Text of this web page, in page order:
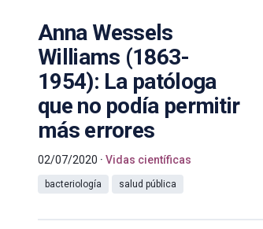
Anna Wessels
Williams (1863-
1954): La patóloga
que no podía permitir
más errores
02/07/2020 Vidas científicas
bacteriología salud pública